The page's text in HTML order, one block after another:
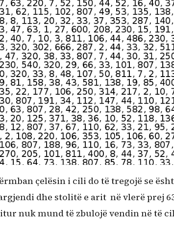
çelësin i cili do të tregojë se
dhe stolitë e arit në vlerë prej
nuk mund të zbulojë vendin në të